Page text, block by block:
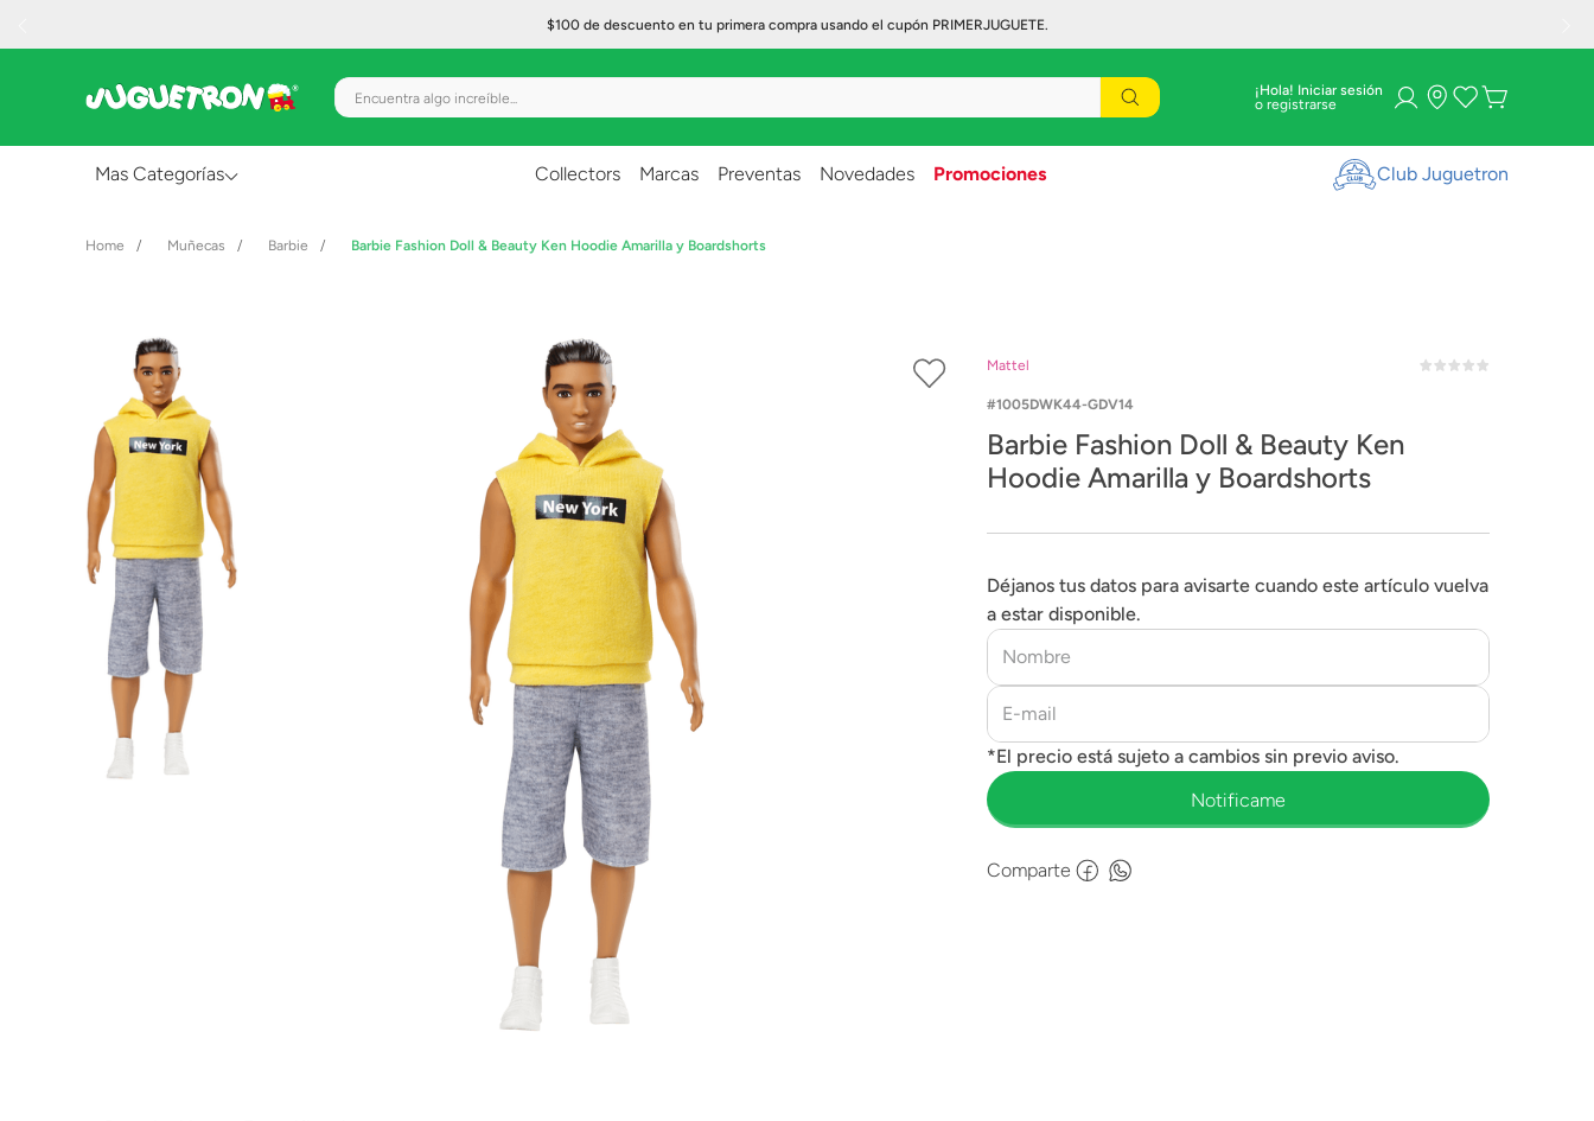
$100 de descuento en tu primera compra usando el cupón PRIMERJUGUETE.
Encuentra algo increíble... ¡Hola! Iniciar sesión
Mas Categorías
Creatividad y Arte
Figuras de Acción
Gadgets y Electrónicos
Juegos de Mesa
Lanzadores
Muñecas
Construcción
Peluches
Vehículos y Pistas
Collectors Marcas Preventas Novedades Promociones Club Juguetron
Muñecas Barbie Barbie Fashion Doll & Beauty Ken Hoodie Amarilla y Boardshorts
Mattel
1005DWK44-GDV14
Barbie Fashion Doll & Beauty Ken
Hoodie Amarilla y Boardshorts
Déjanos tus datos para avisarte cuando este artículo vuelva
a estar disponible.
Comparte